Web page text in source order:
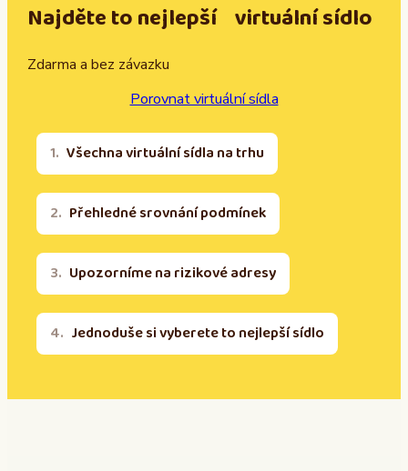
Najděte to nejlepší virtuální sídlo
Zdarma a bez závazku
Porovnat virtuální sídla
Všechna virtuální sídla na trhu
Přehledné srovnání podmínek
Upozorníme na rizikové adresy
Jednoduše si vyberete to nejlepší sídlo